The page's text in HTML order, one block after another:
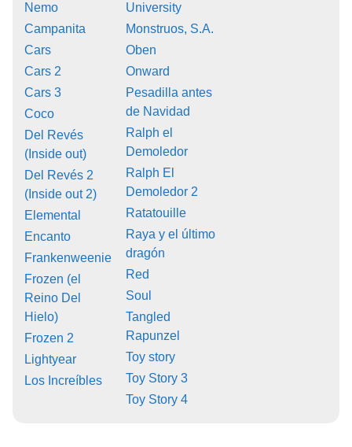
Nemo
Campanita
Cars
Cars 2
Cars 3
Coco
Del Revés
(Inside out)
Del Revés 2
(Inside out 2)
Elemental
Encanto
Frankenweenie
Frozen (el
Reino Del
Hielo)
Frozen 2
Lightyear
Los Increíbles
University
Monstruos, S.A.
Oben
Onward
Pesadilla antes
de Navidad
Ralph el
Demoledor
Ralph El
Demoledor 2
Ratatouille
Raya y el último
dragón
Red
Soul
Tangled
Rapunzel
Toy story
Toy Story 3
Toy Story 4